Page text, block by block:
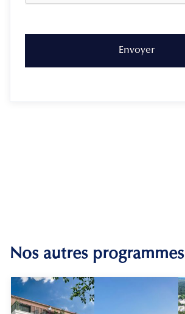
Nos autres programmes